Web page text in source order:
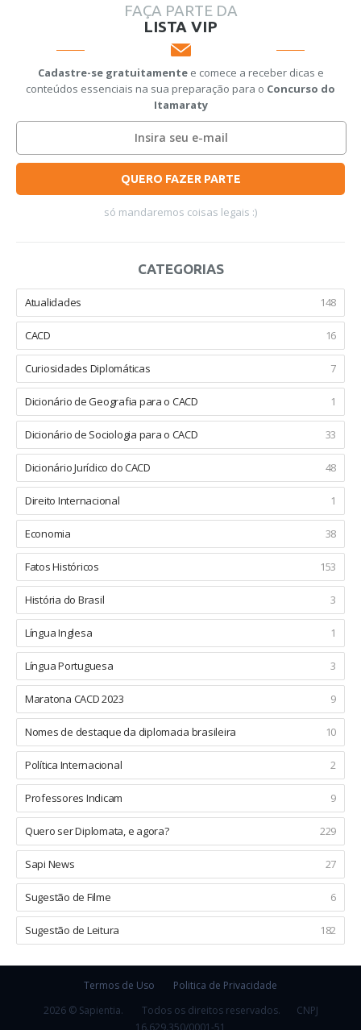
FAÇA PARTE DA
LISTA VIP
Cadastre-se gratuitamentee comece a receber dicas e
conteúdos essenciais na sua preparação para o Concurso do
Itamaraty
QUERO FAZER PARTE
só mandaremos coisas legais :)
CATEGORIAS
Atualidades 148
CACD 16
Curiosidades Diplomáticas 7
Dicionário de Geografia para o CACD 1
Dicionário de Sociologia para o CACD 33
Dicionário Jurídico do CACD 48
Direito Internacional 1
Economia 38
Fatos Históricos 153
História do Brasil 3
Língua Inglesa 1
Língua Portuguesa 3
Maratona CACD 2023 9
Nomes de destaque da diplomacia brasileira 10
Política Internacional 2
Professores Indicam 9
Quero ser Diplomata, e agora? 229
Sapi News 27
Sugestão de Filme 6
Sugestão de Leitura 182
Termos de Uso
Politica de Privacidade
2026 © Sapientia.
Todos os direitos reservados.
CNPJ
16.629.350/0001-51